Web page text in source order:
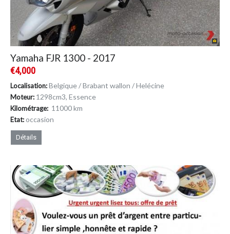
Yamaha FJR 1300 - 2017
€4,000
Localisation:Belgique / Brabant wallon / Helécine
Moteur: 1298cm3, Essence
Kilométrage: 11000 km
Etat:occasion
Détails